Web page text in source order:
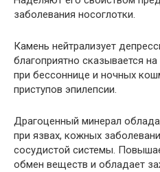
заболевания носоглотки.
Камень нейтрализует
благоприятно сказывается
при бессоннице и ночных
приступов эпилепсии.
Драгоценный минерал
при язвах, кожных
сосудистой системы.
обмен веществ и обладает